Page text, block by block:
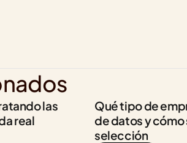
las
real
Qué tipo de
de datos y cómo
selección